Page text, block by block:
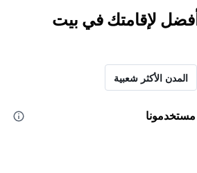
أفضل لإقامتك في بيت
المدن الأكثر شعبية
مستخدمونا